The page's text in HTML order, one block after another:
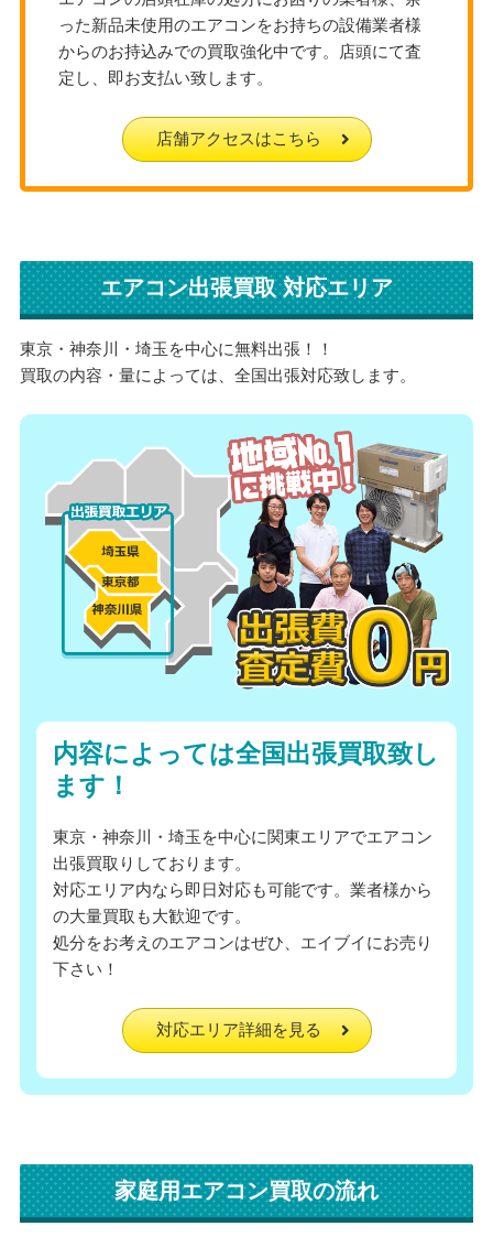
った新品未使用のエアコンをお持ちの設備業者様
からのお持込みでの買取強化中です。店頭にて査
定し、即お支払い致します。
店舗アクセスはこちら
エアコン出張買取 対応エリア
東京・神奈川・埼玉を中心に無料出張！！
買取の内容・量によっては、全国出張対応致します。
内容によっては全国出張買取致し
ます！
東京・神奈川・埼玉を中心に関東エリアでエアコン
出張買取りしております。
対応エリア内なら即日対応も可能です。業者様から
の大量買取も大歓迎です。
処分をお考えのエアコンはぜひ、エイブイにお売り
下さい！
対応エリア詳細を見る
家庭用エアコン買取の流れ